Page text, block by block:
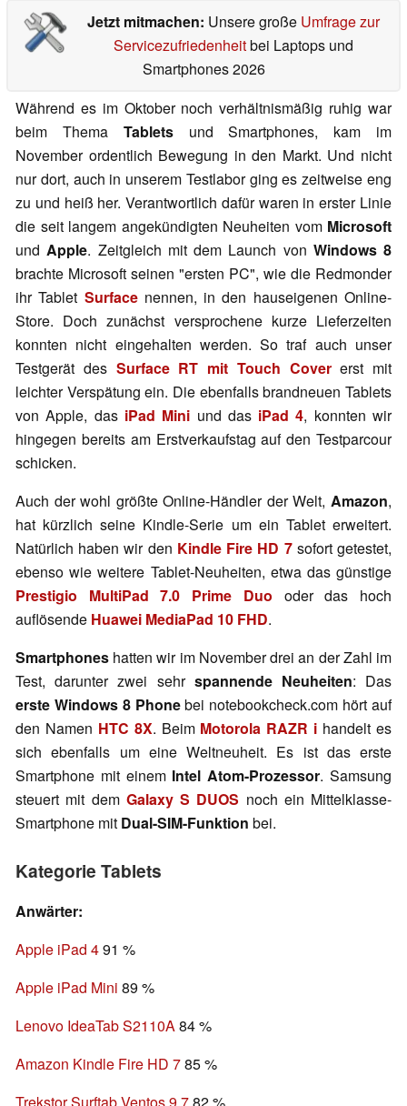
Jetzt mitmachen: Unsere große Umfrage zur
Servicezufriedenheitbei Laptops und
Smartphones 2026
Während es im Oktober noch verhältnismäßig ruhig war
beim Thema Tabletsund Smartphones, kam im
November ordentlich Bewegung in den Markt. Und nicht
nur dort, auch in unserem Testlabor ging es zeitweise eng
zu und heiß her. Verantwortlich dafür waren in erster Linie
die seit langem angekündigten Neuheiten vom Microsoft
undApple. Zeitgleich mit dem Launch von Windows 8
brachte Microsoft seinen "ersten PC", wie die Redmonder
ihr Tablet Surfacenennen, in den hauseigenen Online-
Store. Doch zunächst versprochene kurze Lieferzeiten
konnten nicht eingehalten werden. So traf auch unser
Testgerät des Surface RT mit Touch Covererst mit
leichter Verspätung ein. Die ebenfalls brandneuen Tablets
von Apple, das iPad Mini und das iPad 4, konnten wir
hingegen bereits am Erstverkaufstag auf den Testparcour
schicken.
Auch der wohl größte Online-Händler der Welt, Amazon,
hat kürzlich seine Kindle-Serie um ein Tablet erweitert.
Natürlich haben wir den Kindle Fire HD 7sofort getestet,
ebenso wie weitere Tablet-Neuheiten, etwa das günstige
Prestigio MultiPad 7.0 Prime Duo oder das hoch
auflösende Huawei MediaPad 10 FHD.
Smartphones hatten wir im November drei an der Zahl im
Test, darunter zwei sehr spannende Neuheiten: Das
erste Windows 8 Phonebei notebookcheck.com hört auf
den Namen HTC 8X. Beim Motorola RAZR i handelt es
sich ebenfalls um eine Weltneuheit. Es ist das erste
Smartphone mit einem Intel Atom-Prozessor. Samsung
steuert mit dem Galaxy S DUOS noch ein Mittelklasse-
Smartphone mit Dual-SIM-Funktion bei.
Kategorie Tablets
Anwärter:
Apple iPad 491 %
Apple iPad Mini 89 %
Lenovo IdeaTab S2110A84 %
Amazon Kindle Fire HD 785 %